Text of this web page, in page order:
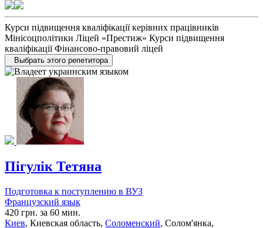
Курси підвищення кваліфікації керівних працівників
Мінісоцполітики Ліцей «Престиж» Курси підвищення
кваліфікації Фінансово-правовий ліцей
Выбрать этого репетитора
Пігулік Тетяна
Подготовка к поступлению в ВУЗ
Французский язык
420 грн. за 60 мин.
Киев, Киевская область, Соломенский, Солом'янка,